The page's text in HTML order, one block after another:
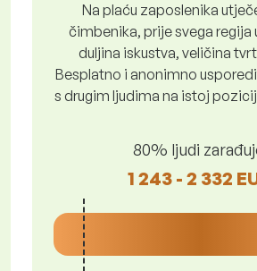
Na plaću zaposlenika
čimbenika, prije svega regija
duljina iskustva, veličina
Besplatno i anonimno
s drugim ljudima na istoj
80% ljudi
1 243 - 2 332